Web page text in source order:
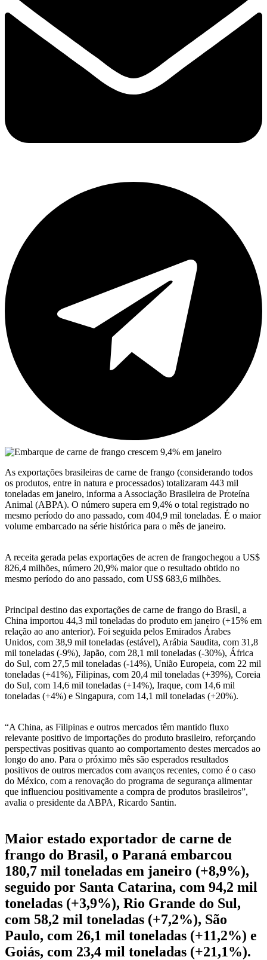
As exportações brasileiras de carne de frango (considerando todos
os produtos, entre in natura e processados) totalizaram 443 mil
toneladas em janeiro, informa a Associação Brasileira de Proteína
Animal (ABPA). O número supera em 9,4% o total registrado no
mesmo período do ano passado, com 404,9 mil toneladas. É o maior
volume embarcado na série histórica para o mês de janeiro.
A receita gerada pelas exportações de acren de frangochegou a US$
826,4 milhões, número 20,9% maior que o resultado obtido no
mesmo período do ano passado, com US$ 683,6 milhões.
Principal destino das exportações de carne de frango do Brasil, a
China importou 44,3 mil toneladas do produto em janeiro (+15% em
relação ao ano anterior). Foi seguida pelos Emirados Árabes
Unidos, com 38,9 mil toneladas (estável), Arábia Saudita, com 31,8
mil toneladas (-9%), Japão, com 28,1 mil toneladas (-30%), África
do Sul, com 27,5 mil toneladas (-14%), União Europeia, com 22 mil
toneladas (+41%), Filipinas, com 20,4 mil toneladas (+39%), Coreia
do Sul, com 14,6 mil toneladas (+14%), Iraque, com 14,6 mil
toneladas (+4%) e Singapura, com 14,1 mil toneladas (+20%).
“A China, as Filipinas e outros mercados têm mantido fluxo
relevante positivo de importações do produto brasileiro, reforçando
perspectivas positivas quanto ao comportamento destes mercados ao
longo do ano. Para o próximo mês são esperados resultados
positivos de outros mercados com avanços recentes, como é o caso
do México, com a renovação do programa de segurança alimentar
que influenciou positivamente a compra de produtos brasileiros”,
avalia o presidente da ABPA, Ricardo Santin.
Maior estado exportador de carne de
frango do Brasil, o Paraná embarcou
180,7 mil toneladas em janeiro (+8,9%),
seguido por Santa Catarina, com 94,2 mil
toneladas (+3,9%), Rio Grande do Sul,
com 58,2 mil toneladas (+7,2%), São
Paulo, com 26,1 mil toneladas (+11,2%) e
Goiás, com 23,4 mil toneladas (+21,1%).